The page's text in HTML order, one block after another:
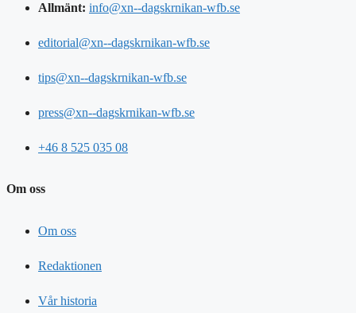
Allmänt: info@xn--dagskrnikan-wfb.se
editorial@xn--dagskrnikan-wfb.se
tips@xn--dagskrnikan-wfb.se
press@xn--dagskrnikan-wfb.se
+46 8 525 035 08
Om oss
Om oss
Redaktionen
Vår historia